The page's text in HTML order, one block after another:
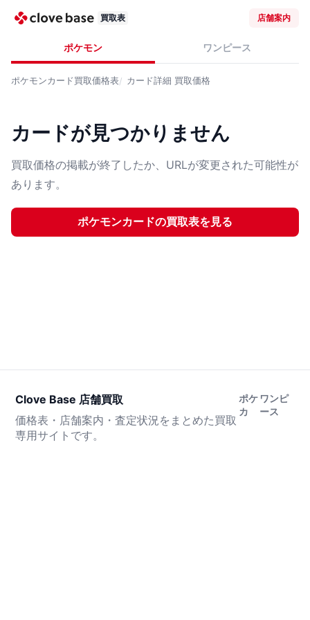
買取表 店舗案内
ポケモン ワンピース
ポケモンカード買取価格表 カード詳細 買取価格
カードが見つかりません
買取価格の掲載が終了したか、URLが変更された可能性が
あります。
ポケモンカードの買取表を見る
Clove Base 店舗買取
価格表・店舗案内・査定状況をまとめた買取
専用サイトです。
ポケ
カ
ワンピ
ース